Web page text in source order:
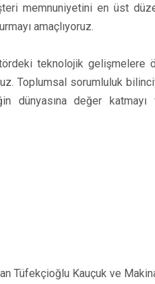
memnuniyetini en üst
amaçlıyoruz.
teknolojik gelişmelere
Toplumsal sorumluluk
dünyasına değer
Tüfekçioğlu Kauçuk ve